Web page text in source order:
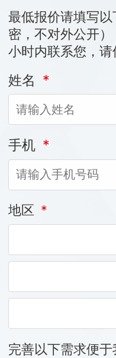
最低报价请填写
密，不对外公开
小时内联系您，
姓名 *
手机 *
地区 *
完善以下需求便